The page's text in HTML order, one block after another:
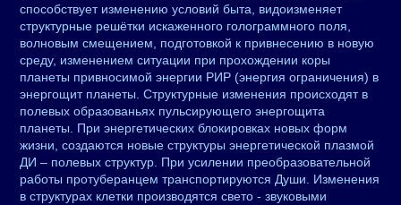
способствует изменению условий быта, видоизменяет
структурные решётки искаженного голограммного поля,
волновым смещением, подготовкой к привнесению в новую
среду, изменением ситуации при прохождении коры
планеты привносимой энергии РИР (энергия ограничения) в
энергощит планеты. Структурные изменения происходят в
полевых образованьях пульсирующего энергощита
планеты. При энергетических блокировках новых форм
жизни, создаются новые структуры энергетической плазмой
ДИ – полевых структур. При усилении преобразовательной
работы протуберанцем транспортируются Души. Изменения
в структурах клетки производятся свето - звуковыми